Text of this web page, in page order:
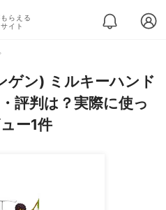
らえる
イト
ン) ミルキーハンド
評判は？実際に使っ
ー1件